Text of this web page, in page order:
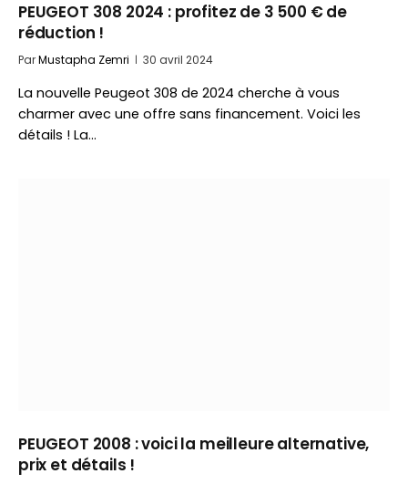
PEUGEOT 308 2024 : profitez de 3 500 € de
réduction !
ParMustapha Zemri 30 avril 2024
La nouvelle Peugeot 308 de 2024 cherche à vous
charmer avec une offre sans financement. Voici les
détails ! La…
PEUGEOT 2008 : voici la meilleure alternative,
prix et détails !